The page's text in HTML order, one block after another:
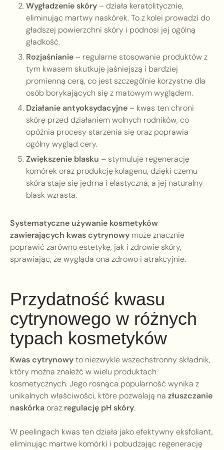
Wygładzenie skóry– działa keratolitycznie,
eliminując martwy naskórek. To z kolei prowadzi do
gładszej powierzchni skóry i podnosi jej ogólną
gładkość.
Rozjaśnianie– regularne stosowanie produktów z
tym kwasem skutkuje jaśniejszą i bardziej
promienną cerą, co jest szczególnie korzystne dla
osób borykających się z matowym wyglądem.
Działanie antyoksydacyjne– kwas ten chroni
skórę przed działaniem wolnych rodników, co
opóźnia procesy starzenia się oraz poprawia
ogólny wygląd cery.
Zwiększenie blasku – stymuluje regenerację
komórek oraz produkcję kolagenu, dzięki czemu
skóra staje się jędrna i elastyczna, a jej naturalny
blask wzrasta.
Systematyczne używanie kosmetyków
zawierających kwas cytrynowy może znacznie
poprawić zarówno estetykę, jak i zdrowie skóry,
sprawiając, że wygląda ona zdrowo i atrakcyjnie.
Przydatność kwasu
cytrynowego w różnych
typach kosmetyków
Kwas cytrynowyto niezwykle wszechstronny składnik,
który można znaleźć w wielu produktach
kosmetycznych. Jego rosnąca popularność wynika z
unikalnych właściwości, które pozwalają na złuszczanie
naskórkaoraz regulację pH skóry.
W peelingach kwas ten działa jako efektywny eksfoliant,
eliminując martwe komórki i pobudzając regenerację